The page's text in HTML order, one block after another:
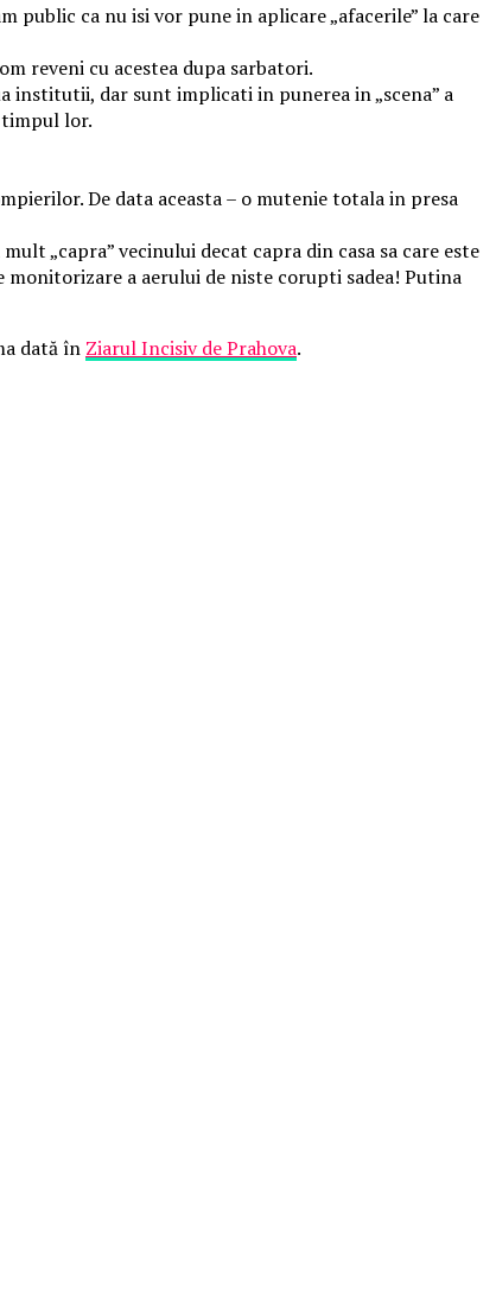
public ca nu isi vor pune in aplicare „afacerile” la care
reveni cu acestea dupa sarbatori.
institutii, dar sunt implicati in punerea in „scena” a
lor.
De data aceasta – o mutenie totala in presa
„capra” vecinului decat capra din casa sa care este
monitorizare a aerului de niste corupti sadea! Putina
dată în Ziarul Incisiv de Prahova.